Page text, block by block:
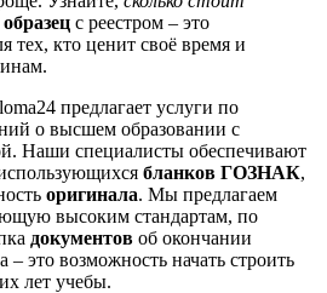
с реестром – это
тех, кто ценит своё время и
предлагает услуги по
о высшем образовании с
Наши специалисты обеспечивают
бланков ГОЗНАК,
оригинала. Мы предлагаем
высоким стандартам, по
документов об окончании
– это возможность начать строить
лет учебы.